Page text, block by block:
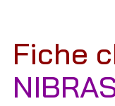
Fiche